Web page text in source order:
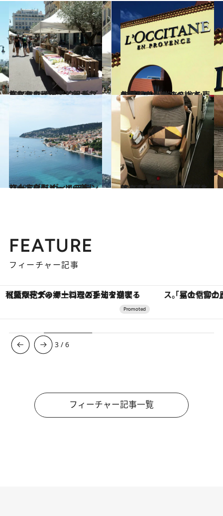
2017.8.25
バルセロナを出て起きたらマルセイユ！ クルーズ旅ならではの楽しみがここに
旅＆お出かけ 2015.4.14
あのロクシタンの総本山も訪問！ 陽光あふれる南仏プロヴァンスへ
旅＆お出かけ
2018.7.14
コートダジュールの美しく小さな町 ヴィルフランシュ・シュル・メール
旅＆お出かけ 2016.1.11
エコノミーなのにビジネスクラスへ!? アップグレードされるための条件とは？
旅＆お出かけ
FEATURE
フィーチャー記事
「星のや富士」でデジタルデトックス。冨士信仰の歴史を辿り、心身を調える。 ヴァシュロン・コンスタンタ
3 /6
フィーチャー記事一覧